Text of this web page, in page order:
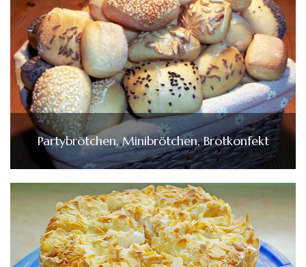
Partybrötchen, Minibrötchen, Brotkonfekt